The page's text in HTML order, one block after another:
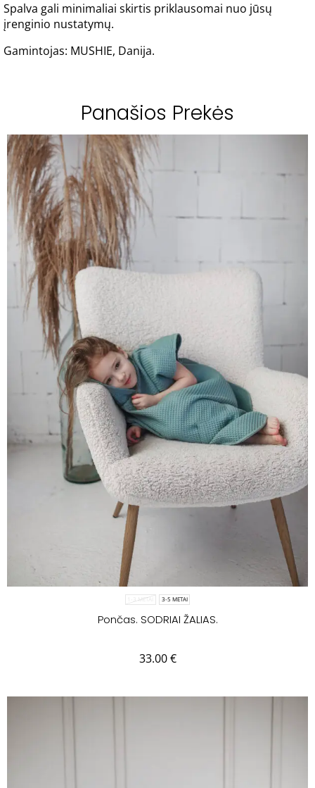
Spalva gali minimaliai skirtis priklausomai nuo jūsų
įrenginio nustatymų.
Gamintojas: MUSHIE, Danija.
Panašios Prekės
1-3 METAI 3-5 METAI
Pončas. SODRIAI ŽALIAS.
33.00€